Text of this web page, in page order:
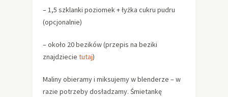
– 1,5 szklanki poziomek + łyżka cukru pudru
(opcjonalnie)
– około 20 bezików (przepis na beziki
znajdziecie tutaj)
Maliny obieramy i miksujemy w blenderze – w
razie potrzeby dosładzamy. Śmietankę